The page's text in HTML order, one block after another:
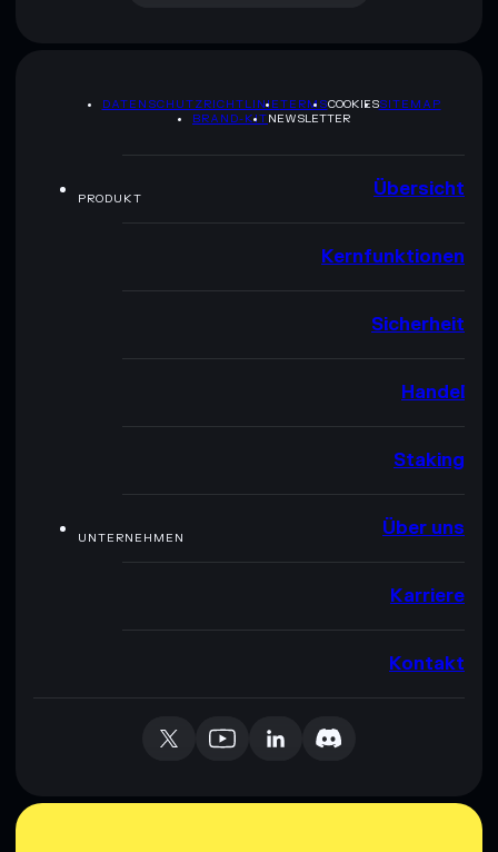
DATENSCHUTZRICHTLINIETERMSCOOKIESSITEMAP
BRAND-KITNEWSLETTER
PRODUKT Übersicht
Kernfunktionen
Sicherheit
Handel
Staking
UNTERNEHMEN Über uns
Karriere
Kontakt